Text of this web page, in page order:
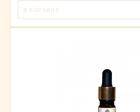
В КОРЗИНУ